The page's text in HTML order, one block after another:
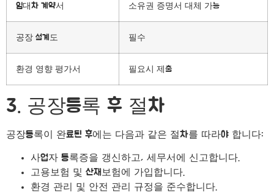
임대차 계약서 소유권 증명서 대체 가능
공장 설계도 필수
환경 영향 평가서 필요시 제출
3. 공장등록 후 절차
공장등록이 완료된 후에는 다음과 같은 절차를 따라야 합니다:
사업자 등록증을 갱신하고, 세무서에 신고합니다.
고용보험 및 산재보험에 가입합니다.
환경 관리 및 안전 관리 규정을 준수합니다.